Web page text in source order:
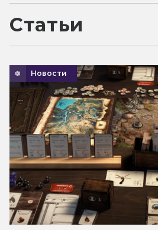
Статьи
Новости